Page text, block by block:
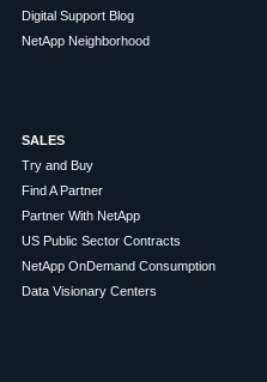
Digital Support Blog
NetApp Neighborhood
SALES
Try and Buy
Find A Partner
Partner With NetApp
US Public Sector Contracts
NetApp OnDemand Consumption
Data Visionary Centers